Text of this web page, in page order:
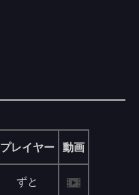
プレイヤー 動画
ずと